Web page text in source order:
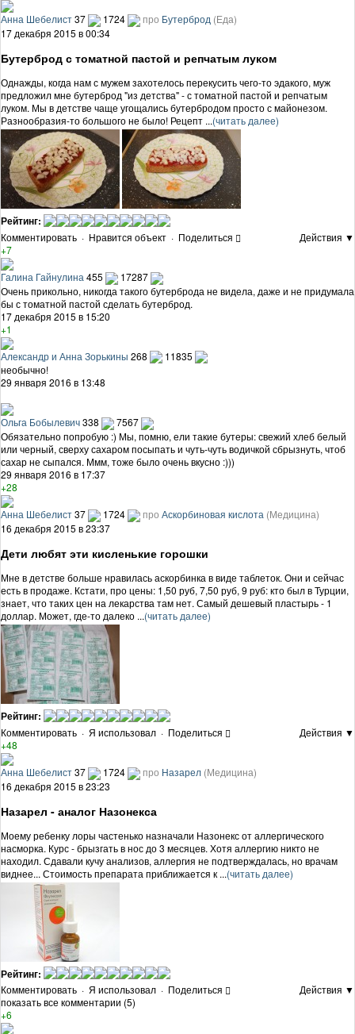
Анна Шебелист37 1724 про Бутерброд (Еда)
17 декабря 2015 в 00:34
Бутерброд с томатной пастой и репчатым луком
Однажды, когда нам с мужем захотелось перекусить чего-то эдакого, муж
предложил мне бутерброд "из детства" - с томатной пастой и репчатым
луком. Мы в детстве чаще угощались бутербродом просто с майонезом.
Разнообразия-то большого не было! Рецепт ...(читать далее)
Рейтинг:
Комментировать · Нравится объект · Поделиться
Действия ▼
+7
Галина Гайнулина 455
17287
Очень прикольно, никогда такого бутерброда не видела, даже и не придумала
бы с томатной пастой сделать бутерброд.
17 декабря 2015 в 15:20
+1
Александр и Анна Зорькины 268
11835
необычно!
29 января 2016 в 13:48
Ольга Бобылевич338
7567
Обязательно попробую :) Мы, помню, ели такие бутеры: свежий хлеб белый
или черный, сверху сахаром посыпать и чуть-чуть водичкой сбрызнуть, чтоб
сахар не сыпался. Ммм, тоже было очень вкусно :)))
29 января 2016 в 17:37
+28
Анна Шебелист37 1724 про Аскорбиновая кислота (Медицина)
16 декабря 2015 в 23:37
Дети любят эти кисленькие горошки
Мне в детстве больше нравилась аскорбинка в виде таблеток. Они и сейчас
есть в продаже. Кстати, про цены: 1,50 руб, 7,50 руб, 9 руб: кто был в Турции,
знает, что таких цен на лекарства там нет. Самый дешевый пластырь - 1
доллар. Может, где-то далеко ...(читать далее)
Рейтинг:
Комментировать · Я использовал · Поделиться
Действия ▼
+48
Анна Шебелист37 1724 про Назарел (Медицина)
16 декабря 2015 в 23:23
Назарел - аналог Назонекса
Моему ребенку лоры частенько назначали Назонекс от аллергического
насморка. Курс - брызгать в нос до 3 месяцев. Хотя аллергию никто не
находил. Сдавали кучу анализов, аллергия не подтверждалась, но врачам
виднее... Стоимость препарата приближается к ...(читать далее)
Рейтинг:
Комментировать · Я использовал · Поделиться
Действия ▼
показать все комментарии (5)
+6